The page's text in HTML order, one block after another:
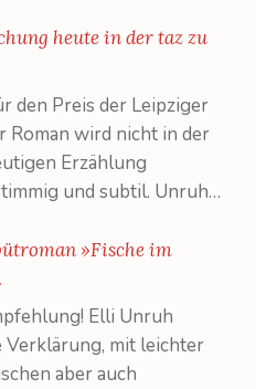
heute in der taz zu
den Preis der Leipziger
Roman wird nicht in der
Erzählung
und subtil. Unruh…
»Fische im
Elli Unruh
mit leichter
aber auch